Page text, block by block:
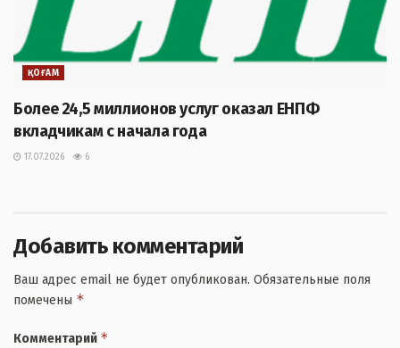
ҚОҒАМ
Более 24,5 миллионов услуг оказал ЕНПФ
вкладчикам с начала года
17.07.2026 6
Добавить комментарий
Ваш адрес email не будет опубликован. Обязательные поля
помечены *
Комментарий *